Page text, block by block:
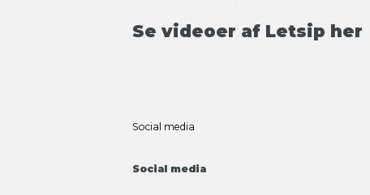
Se videoer af Letsip her
Social media
Social media